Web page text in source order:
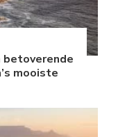
betoverende
mooiste